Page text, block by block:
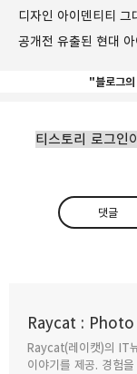
디자인 아이덴티티
공개전 유출된 현대
"블로그
티스토리 로그인
댓글
Raycat :
Raycat(레이캣)의 IT
이야기를 제공. 경험
구독하기
하기
2022.08.13